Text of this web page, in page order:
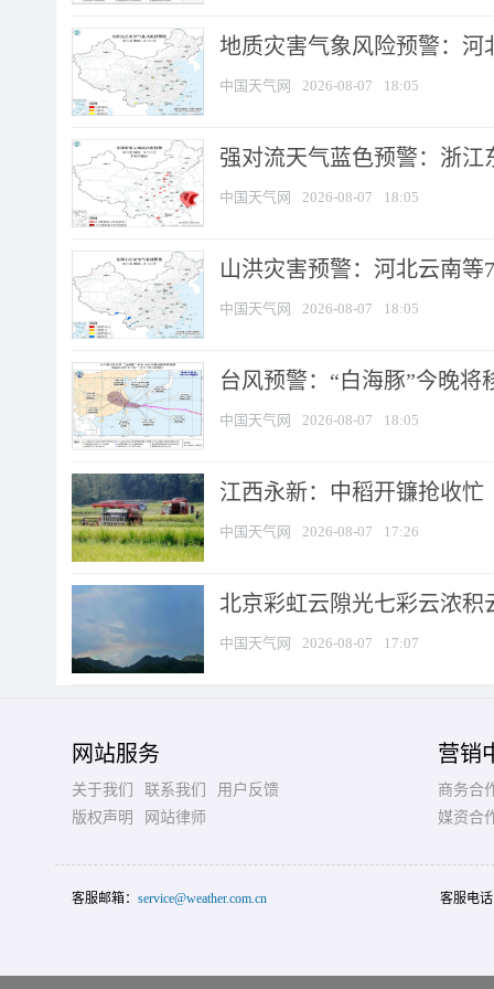
地质灾害气象风险预警：河
中国天气网 2026-08-07 18:05
强对流天气蓝色预警：浙江
中国天气网 2026-08-07 18:05
山洪灾害预警：河北云南
中国天气网 2026-08-07 18:05
台风预警：“白海豚”今晚将
中国天气网 2026-08-07 18:05
江西永新：中稻开镰抢收忙
中国天气网 2026-08-07 17:26
北京彩虹云隙光七彩云浓积
中国天气网 2026-08-07 17:07
网站服务
关于我们 联系我们
用户反馈
版权声明
网站律师
营销
商务合
媒资合
客服邮箱： service@weather.com.cn 客服电